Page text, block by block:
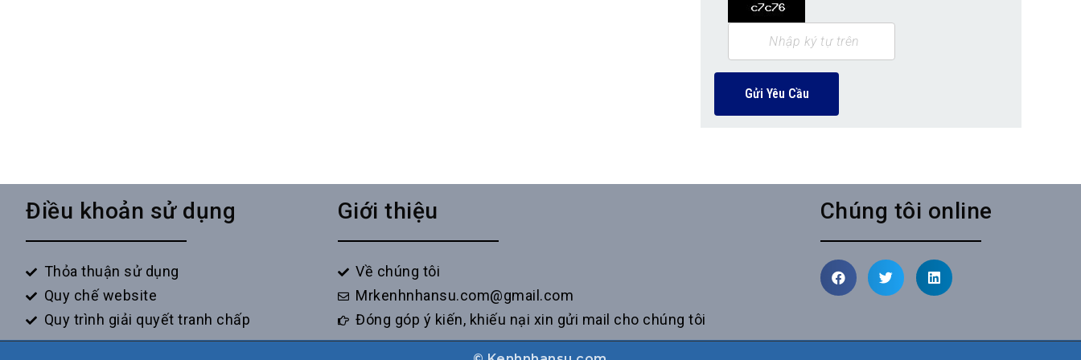
Gửi Yêu Cầu
Điều khoản sử dụng
Thỏa thuận sử dụng
Quy chế website
Quy trình giải quyết tranh chấp
Giới thiệu
Về chúng tôi
Mrkenhnhansu.com@gmail.com
Đóng góp ý kiến, khiếu nại xin gửi mail cho chúng tôi
Chúng tôi online